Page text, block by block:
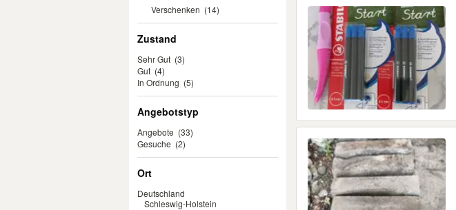
Verschenken (14)
Zustand
Sehr Gut (3)
Gut (4)
In Ordnung (5)
Angebotstyp
Angebote (33)
Gesuche (2)
Ort
Deutschland
Schleswig-Holstein